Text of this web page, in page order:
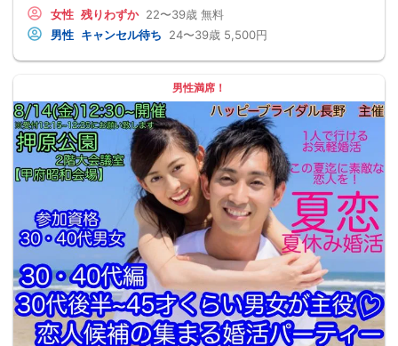
女性 残りわずか 22〜39歳 無料
男性 キャンセル待ち 24〜39歳 5,500円
男性満席！